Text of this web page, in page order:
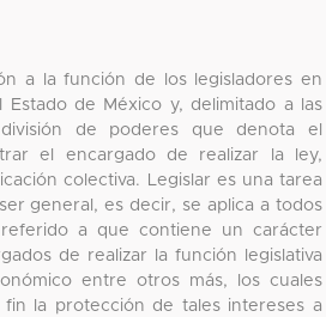
a la función de los legisladores en
de México y, delimitado a las
de poderes que denota el
el encargado de realizar la ley,
colectiva. Legislar es una tarea
general, es decir, se aplica a todos
a que contiene un carácter
de realizar la función legislativa
entre otros más, los cuales
la protección de tales intereses a